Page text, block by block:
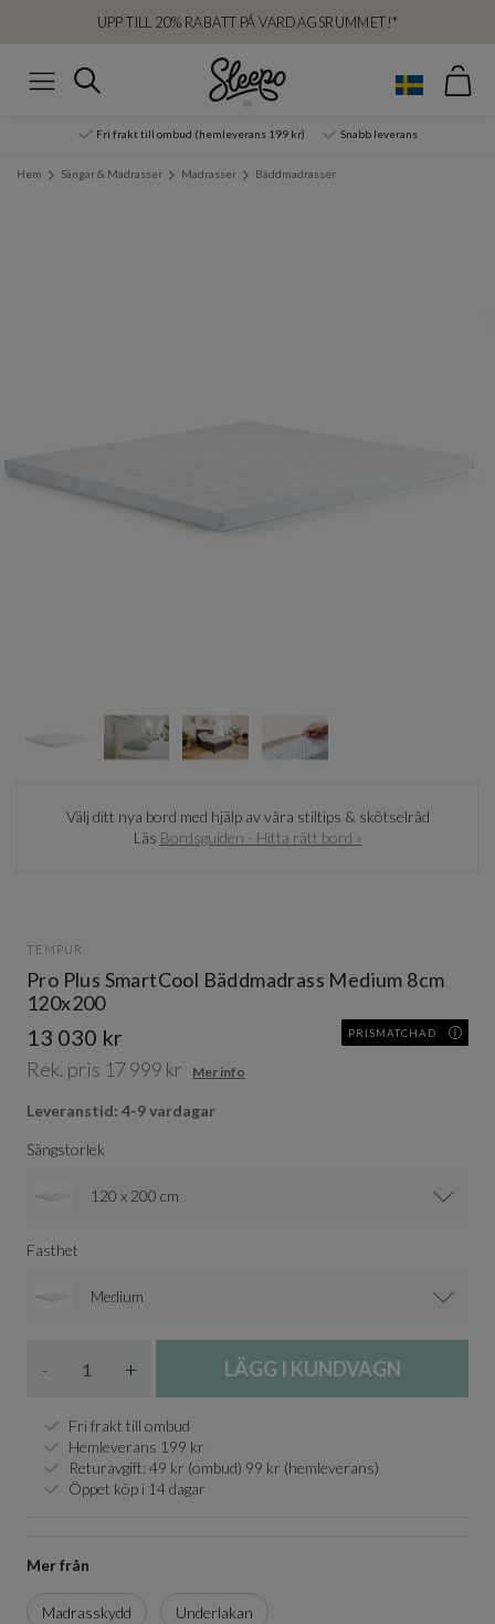
UPP TILL 20% RABATT PÅ VARDAGSRUMMET!*
Sök
Fri frakt till ombud (hemleverans 199 kr) Snabb leverans
Hem Sängar & Madrasser Madrasser Bäddmadrasser
Välj ditt nya bord med hjälp av våra stiltips & skötselråd
Läs Bordsguiden - Hitta rätt bord »
TEMPUR
Pro Plus SmartCool Bäddmadrass Medium 8cm
120x200
13 030 kr PRISMATCHAD
Rek. pris 17 999 kr Mer info
Leveranstid: 4-9 vardagar
Sängstorlek
120 x 200 cm
Fasthet
Medium
- + LÄGG I KUNDVAGN
Fri frakt till ombud
Hemleverans 199 kr
Returavgift: 49 kr (ombud) 99 kr (hemleverans)
Öppet köp i 14 dagar
Mer från
Madrasskydd Underlakan